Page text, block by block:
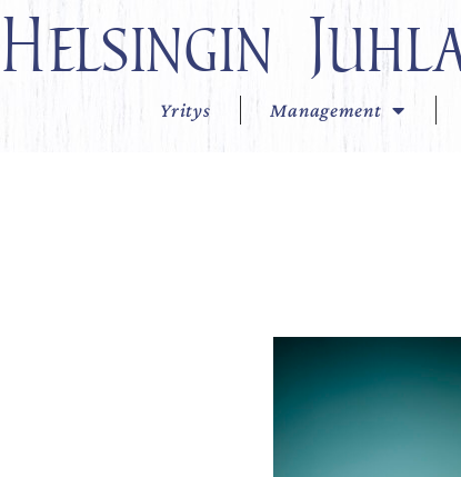
Helsingin
Yritys Management